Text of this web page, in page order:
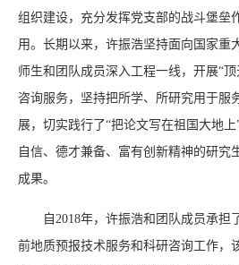
组织建设，充分发挥党支部的战斗堡垒
用。长期以来，许振浩坚持面向国家重
师生和团队成员深入工程一线，开展“
咨询服务，坚持把所学、所研究用于服
展，切实践行了“把论文写在祖国大地
自信、德才兼备、富有创新精神的研究
成果。
自2018年，许振浩和团队成员承担
前地质预报技术服务和科研咨询工作，